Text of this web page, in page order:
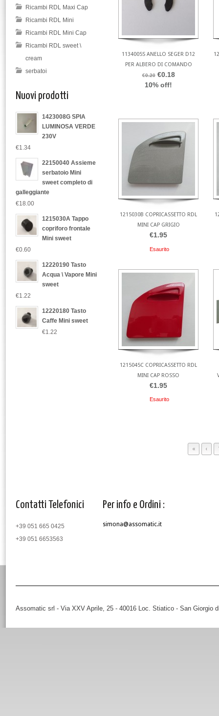
1134005S ANELLO SEGER D12
PER ALBERO DI COMANDO
€0.20 €0.18
10% off!
1215030B COPRICASSETTO RDL
MINI CAP GRIGIO
€1.95
Esaurito
1215045C COPRICASSETTO RDL
MINI CAP ROSSO
€1.95
Esaurito
« ‹
Ricambi RDL Maxi Cap
Ricambi RDL Mini
Ricambi RDL Mini Cap
Ricambi RDL sweet \
cream
serbatoi
Nuovi prodotti
1423008G SPIA
LUMINOSA VERDE
230V
€1.34
22150040 Assieme
serbatoio Mini
sweet completo di
galleggiante
€18.00
1215030A Tappo
copriforo frontale
Mini sweet
€0.60
12220190 Tasto
Acqua \ Vapore Mini
sweet
€1.22
12220180 Tasto
Caffe Mini sweet
€1.22
Contatti Telefonici
+39 051 665 0425
+39 051 6653563
Per info e Ordini :
simona@assomatic.it
Assomatic srl - Via XXV Aprile, 25 - 40016 Loc. Stiatico - San Giorgio